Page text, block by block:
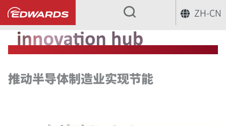
ZH-CN
...
推动半导体制造业实现节能